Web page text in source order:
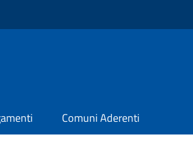
Comuni Aderenti